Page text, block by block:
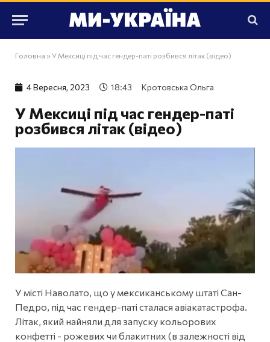
Головна » У Мексиці під час гендер-паті розбився літак (відео)
4 Вересня, 2023 18:43 Кротовська Ольга
У Мексиці під час гендер-паті
розбився літак (відео)
У місті Наволато, що у мексиканському штаті Сан-
Педро, під час гендер-паті сталася авіакатастрофа.
Літак, який найняли для запуску кольорових
конфетті - рожевих чи блакитних (в залежності від